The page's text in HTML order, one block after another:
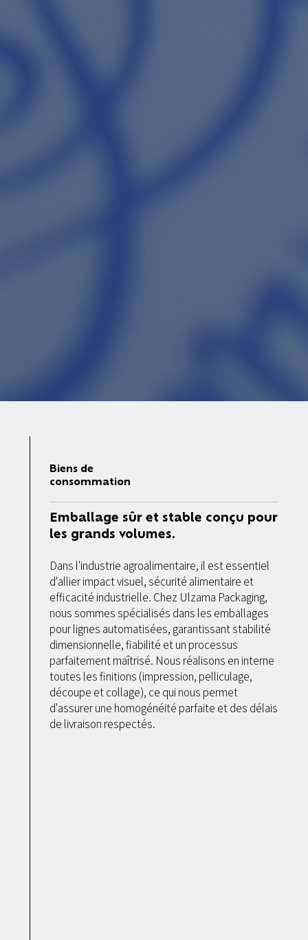
Biens de
consommation
Emballage sûr et stable conçu pour
les grands volumes.
Dans l'industrie agroalimentaire, il est essentiel
d'allier impact visuel, sécurité alimentaire et
efficacité industrielle. Chez Ulzama Packaging,
nous sommes spécialisés dans les emballages
pour lignes automatisées, garantissant stabilité
dimensionnelle, fiabilité et un processus
parfaitement maîtrisé. Nous réalisons en interne
toutes les finitions (impression, pelliculage,
découpe et collage), ce qui nous permet
d'assurer une homogénéité parfaite et des délais
de livraison respectés.